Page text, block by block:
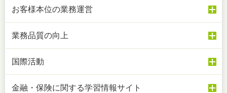
お客様本位の業務運営
業務品質の向上
国際活動
金融・保険に関する学習情報サイト